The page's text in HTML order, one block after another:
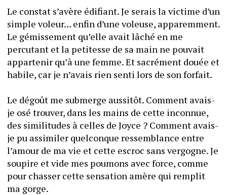
Le constat s’avère édifiant. Je serais la victime d’un
simple voleur… enfin d’une voleuse, apparemment.
Le gémissement qu’elle avait lâché en me
percutant et la petitesse de sa main ne pouvait
appartenir qu’à une femme. Et sacrément douée et
habile, car je n’avais rien senti lors de son forfait.
Le dégoût me submerge aussitôt. Comment avais-
je osé trouver, dans les mains de cette inconnue,
des similitudes à celles de Joyce ? Comment avais-
je pu assimiler quelconque ressemblance entre
l’amour de ma vie et cette escroc sans vergogne. Je
soupire et vide mes poumons avec force, comme
pour chasser cette sensation amère qui remplit
ma gorge.